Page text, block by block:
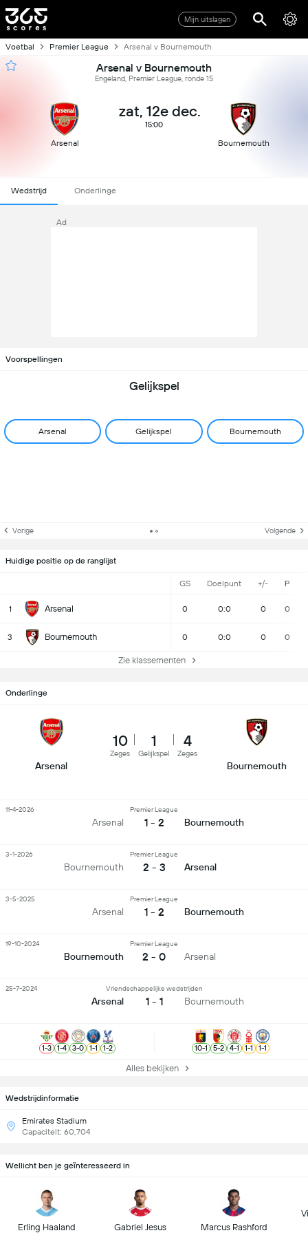
Mijn uitslagen
Voetbal Premier League Arsenal v Bournemouth
Arsenal v Bournemouth
Engeland, Premier League, ronde 15
Arsenal
zat, 12e dec.
15:00
Bournemouth
Wedstrijd Onderlinge
Ad
Voorspellingen
Gelijkspel
Arsenal Gelijkspel Bournemouth
Vorige Volgende
Huidige positie op de ranglijst
GS Doelpunt +/- P
1 Arsenal 0 0:0 0 0
3 Bournemouth 0 0:0 0 0
Zie klassementen
Wedstrijdinformatie
Emirates Stadium
Capaciteit: 60,704
Onderlinge
Arsenal
10
Zeges
1
Gelijkspel
4
Zeges
Bournemouth
Arsenal
Premier League
1 - 2 Bournemouth
11-4-2026
Bournemouth
Premier League
2 - 3 Arsenal
3-1-2026
Arsenal
Premier League
1 - 2 Bournemouth
3-5-2025
Bournemouth
Premier League
2 - 0 Arsenal
19-10-2024
Arsenal
Vriendschappelijke wedstrijden
1 - 1 Bournemouth
25-7-2024
1-3 1-4 3-0 1-1 1-2 10-1 5-2 4-1 1-1 1-1
Alles bekijken
Wellicht ben je geïnteresseerd in
Erling Haaland Gabriel Jesus Marcus Rashford